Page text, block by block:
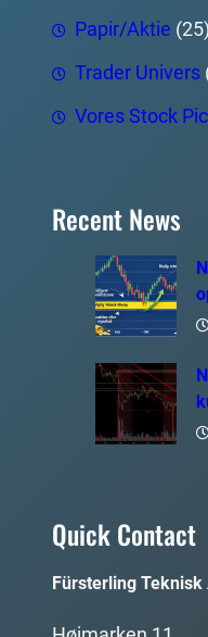
Papir/Aktie (25)
Trader Univers
Vores Stock
Recent News
Quick Contact
Fürsterling Teknisk